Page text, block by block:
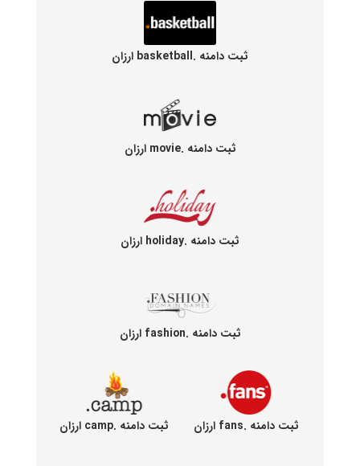
ثبت دامنه .basketball ارزان
ثبت دامنه .movie ارزان
ثبت دامنه .holiday ارزان
ثبت دامنه .fashion ارزان
ثبت دامنه .fans ارزان ثبت دامنه .camp ارزان